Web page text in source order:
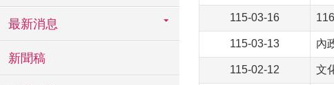
最新消息
新聞稿
115-03-16
115-03-13 內
115-02-12 文